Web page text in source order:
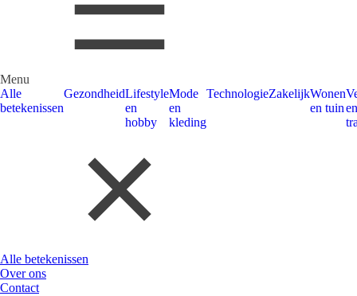
Menu
Alle
betekenissen
GezondheidLifestyle
en
hobby
Mode
en
kleding
TechnologieZakelijkWonen
en tuinen
Alle betekenissen
Over ons
Contact